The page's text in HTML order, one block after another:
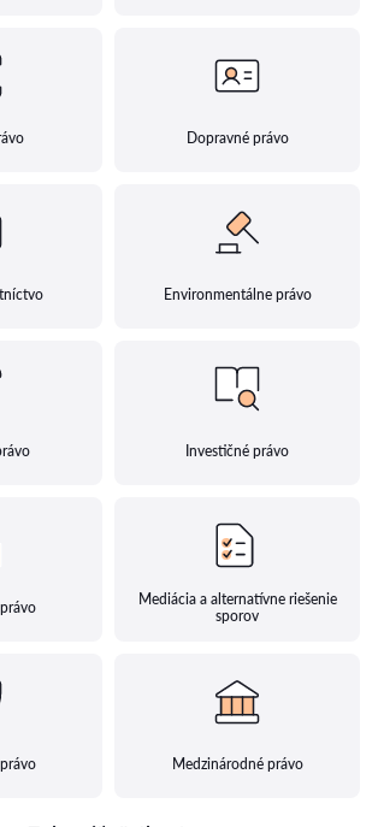
Dopravné právo
Environmentálne právo
Investičné právo
Mediácia a alternatívne riešenie
sporov
Medzinárodné právo